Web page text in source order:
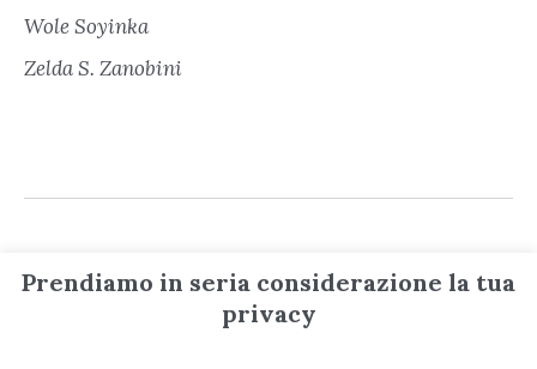
Wole Soyinka
Zelda S. Zanobini
Prendiamo in seria considerazione la tua
privacy